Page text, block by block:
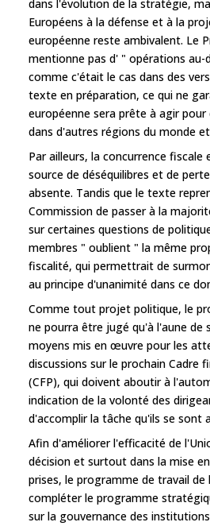
dans l'évolution de la stratégie,
Européens à la défense et à la
européenne reste ambivalent. Le
mentionne pas d' " opérations au-
comme c'était le cas dans des
texte en préparation, ce qui ne
européenne sera prête à agir
dans d'autres régions du monde
Par ailleurs, la concurrence
source de déséquilibres et de
absente. Tandis que le texte
Commission de passer à la
sur certaines questions de
membres " oublient " la même
fiscalité, qui permettrait de
au principe d'unanimité dans ce
Comme tout projet politique, le
ne pourra être jugé qu'à l'aune de
moyens mis en œuvre pour les
discussions sur le prochain Cadre
(CFP), qui doivent aboutir à
indication de la volonté des
d'accomplir la tâche qu'ils se sont
Afin d'améliorer l'efficacité de
décision et surtout dans la mise
prises, le programme de travail
compléter le programme
sur la gouvernance des